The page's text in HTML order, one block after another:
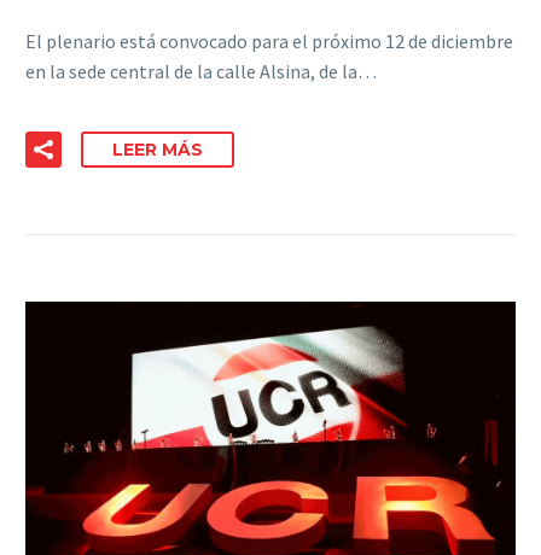
El plenario está convocado para el próximo 12 de diciembre
en la sede central de la calle Alsina, de la…
LEER MÁS